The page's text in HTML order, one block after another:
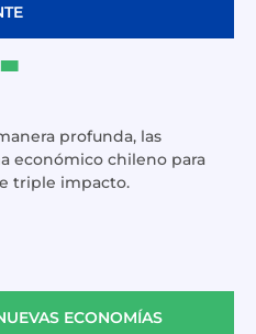
profunda, las
económico chileno para
triple impacto.
ECONOMÍAS